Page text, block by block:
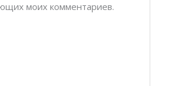
моих комментариев.